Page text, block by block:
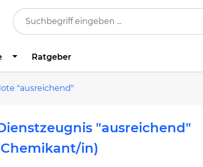
Ratgeber
"ausreichend"
"ausreichend"
in)